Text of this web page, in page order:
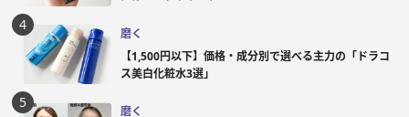
磨く
【1,500円以下】価格・成分別で選べる主力の「ドラコ
ス美白化粧水3選」
磨く